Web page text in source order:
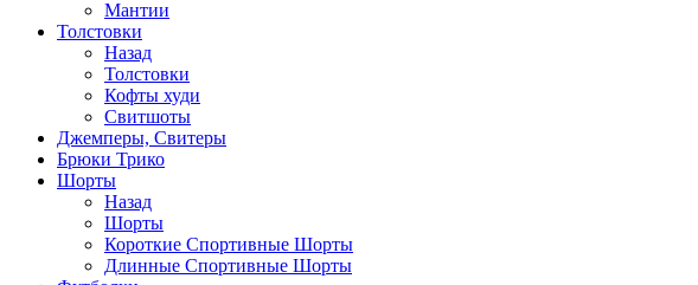
Мантии
Толстовки
Назад
Толстовки
Кофты худи
Свитшоты
Джемперы, Свитеры
Брюки Трико
Шорты
Назад
Шорты
Короткие Спортивные Шорты
Длинные Спортивные Шорты